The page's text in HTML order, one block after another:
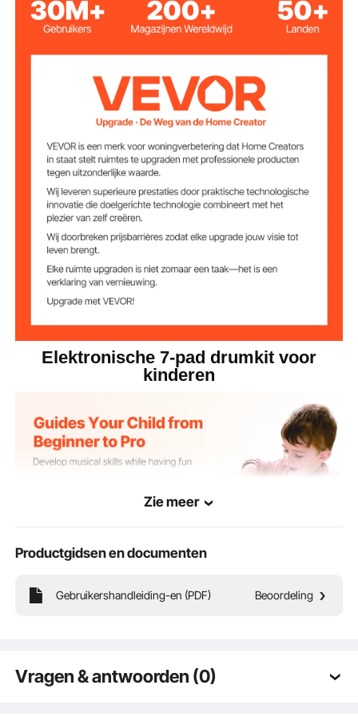
Ingangsvermogen DC 5 V 1 A
lage tom, floortom, linker
cimbaal, ride cimbaal en
open/gesloten hihat)
10
DEMO-nummers 12
Belangrijkste
materialen
Artikelgewicht 1,72 lbs / 0,78 kg
Elektronische 7-pad drumkit voor
kinderen
Zie meer
Productgidsen en documenten
Gebruikershandleiding-en (PDF) Beoordeling
Vragen & antwoorden (0)